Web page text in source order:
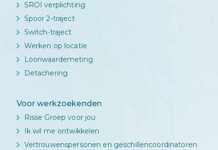
SROI verplichting
Spoor 2-traject
Switch-traject
Werken op locatie
Loonwaardemeting
Detachering
Voor werkzoekenden
Risse Groep voor jou
Ik wil me ontwikkelen
Vertrouwenspersonen en geschillencoordinatoren